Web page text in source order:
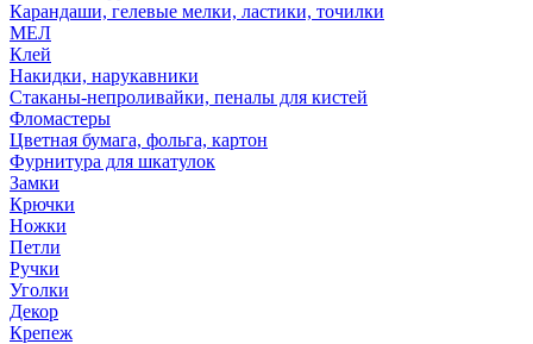
Карандаши, гелевые мелки, ластики, точилки
МЕЛ
Клей
Накидки, нарукавники
Стаканы-непроливайки, пеналы для кистей
Фломастеры
Цветная бумага, фольга, картон
Фурнитура для шкатулок
Замки
Крючки
Ножки
Петли
Ручки
Уголки
Декор
Крепеж